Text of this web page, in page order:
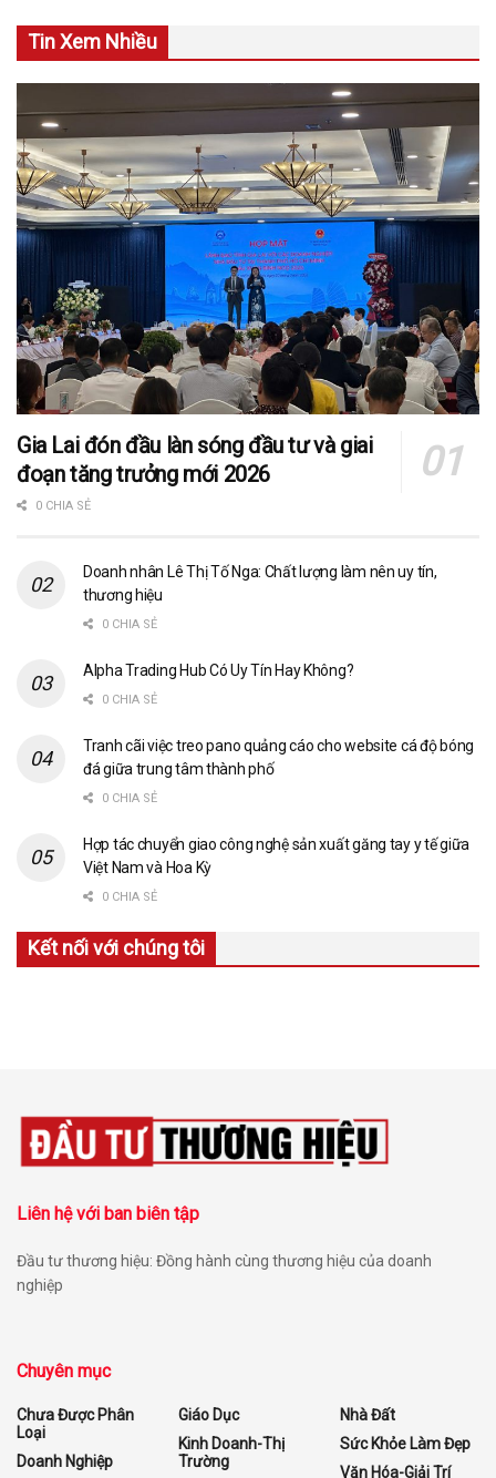
Tin Xem Nhiều
Gia Lai đón đầu làn sóng đầu tư và giai
đoạn tăng trưởng mới 2026
0 CHIA SẺ
Doanh nhân Lê Thị Tố Nga: Chất lượng làm nên uy tín,
thương hiệu
0 CHIA SẺ
Alpha Trading Hub Có Uy Tín Hay Không?
0 CHIA SẺ
Tranh cãi việc treo pano quảng cáo cho website cá độ bóng
đá giữa trung tâm thành phố
0 CHIA SẺ
Hợp tác chuyển giao công nghệ sản xuất găng tay y tế giữa
Việt Nam và Hoa Kỳ
0 CHIA SẺ
Kết nối với chúng tôi
Liên hệ với ban biên tập
Đầu tư thương hiệu: Đồng hành cùng thương hiệu của doanh
nghiệp
Chuyên mục
Chưa Được Phân
Loại
Doanh Nghiệp
Giáo Dục
Kinh Doanh-Thị
Trường
Nhà Đất
Sức Khỏe Làm Đẹp
Văn Hóa-Giải Trí